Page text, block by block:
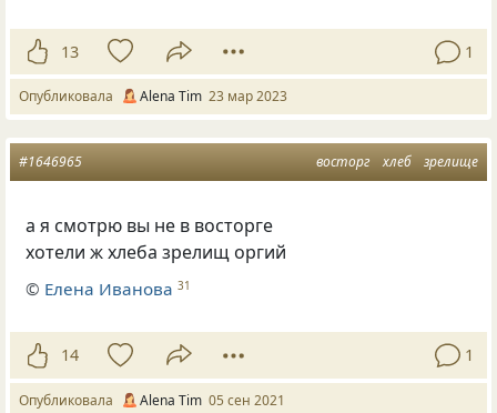
13 1
Опубликовала Alena Tim 23 мар 2023
восторг хлеб зрелище
#1646965
а я смотрю вы не в восторге
хотели ж хлеба зрелищ оргий
© Елена Иванова 31
14 1
Опубликовала Alena Tim 05 сен 2021